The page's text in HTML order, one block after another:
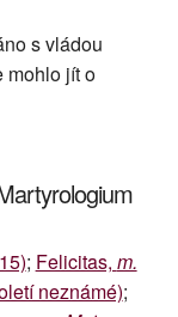
s vládou
mohlo jít o
; Felicitas, m.
neznámé);